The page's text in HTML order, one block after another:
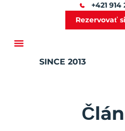
+421 914
Rezervovať
SINCE 2013